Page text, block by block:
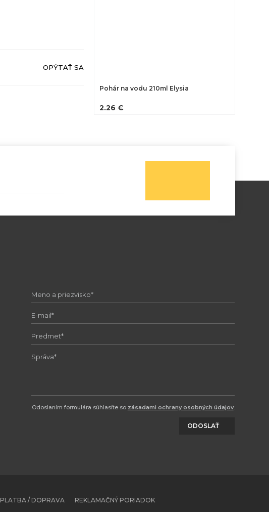
OPÝTAŤ SA
Pohár na vodu 210ml Elysia
2.26 €
Odoslaním formulára súhlasíte so zásadami ochrany osobných údajov.
ODOSLAŤ
PLATBA / DOPRAVA REKLAMAČNÝ PORIADOK